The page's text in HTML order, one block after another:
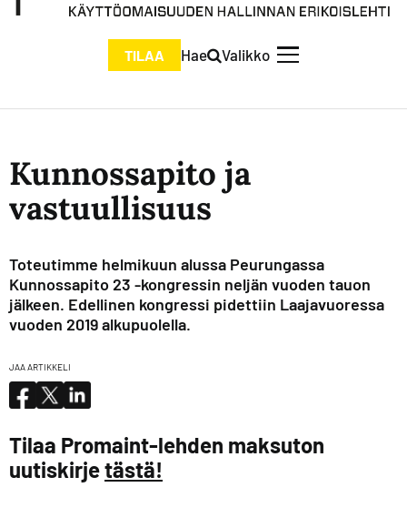
TILAA Hae Valikko
Kunnossapito ja
vastuullisuus
Toteutimme helmikuun alussa Peurungassa
Kunnossapito 23 -kongressin neljän vuoden tauon
jälkeen. Edellinen kongressi pidettiin Laajavuoressa
vuoden 2019 alkupuolella.
JAA ARTIKKELI
Tilaa Promaint-lehden maksuton
uutiskirjetästä!